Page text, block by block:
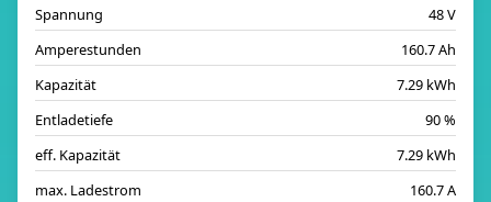
Spannung
48 V
Amperestunden
160.7 Ah
Kapazität
7.29 kWh
Entladetiefe
90 %
eff. Kapazität
7.29 kWh
max. Ladestrom
160.7 A